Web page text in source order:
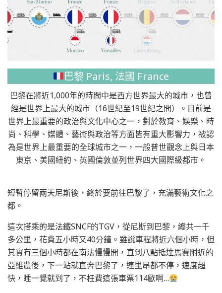
巴黎 Paris, 法國 France
巴黎在將近1,000年的時間中是西方世界最大的城市，也曾
經是世界上最大的城市（16世紀至19世紀之間）。目前是
世界上最重要的政治與文化中心之一，對於教育、娛樂、時
尚、科學、媒體、藝術與政治等方面皆有重大影響力，被認
為是世界上最重要的全球城市之一，一般普世觀念上與日本
東京、美國紐約、英國倫敦並列世界四大國際級都市。
短暫停留兩天尼斯後，終於要前往巴黎了，充滿藝術文化之
都。
這次搭乘的是法鐵SNCF的TGV，從尼斯到巴黎，總共一千
多公里，花費五小時又40分鐘。雖說車程將近六個小時，但
其實有三個小時都在南法慢慢開，直到八點抵達馬賽附近的
亞維農後，下一站就直奔巴黎了，連里昂都不停，速度超
快，睡一覺就到了，不枉費這張車票114歐啊…